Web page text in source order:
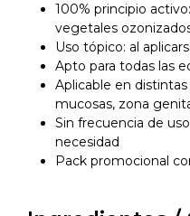
100% principio
vegetales
Uso tópico: al
Apto para todas las
Aplicable en
mucosas, zona
Sin frecuencia de
necesidad
Pack promocional